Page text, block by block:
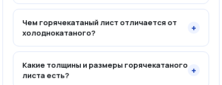
Чем горячекатаный лист отличается от
холоднокатаного?
+
Какие толщины и размеры горячекатаного
листа есть?
+